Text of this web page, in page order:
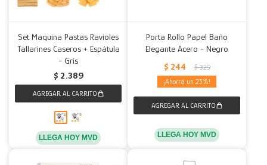
Set Maquina Pastas Ravioles
Tallarines Caseros + Espátula
- Gris
$ 2.389
LLEGA HOY MVD
Porta Rollo Papel Baño
Elegante Acero - Negro
$ 244 $ 329
25
LLEGA HOY MVD